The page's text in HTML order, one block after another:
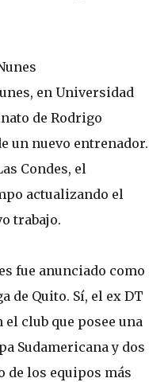
en Universidad
de Rodrigo
un nuevo entrenador.
Condes, el
actualizando el
trabajo.
fue anunciado como
de Quito. Sí, el ex DT
el club que posee una
Sudamericana y dos
de los equipos más